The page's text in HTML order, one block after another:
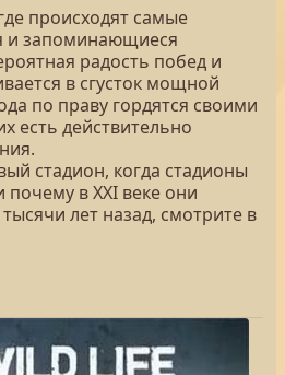
происходят самые
и запоминающиеся
радость побед и
в сгусток мощной
по праву гордятся своими
есть действительно
стадион, когда стадионы
в XXI веке они
тысячи лет назад, смотрите в